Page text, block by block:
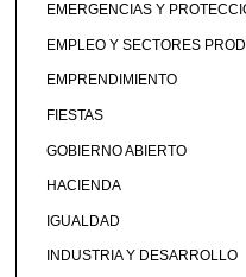
EMERGENCIAS Y
EMPLEO Y SECTORES
EMPRENDIMIENTO
FIESTAS
GOBIERNO ABIERTO
HACIENDA
IGUALDAD
INDUSTRIA Y DESARROLLO